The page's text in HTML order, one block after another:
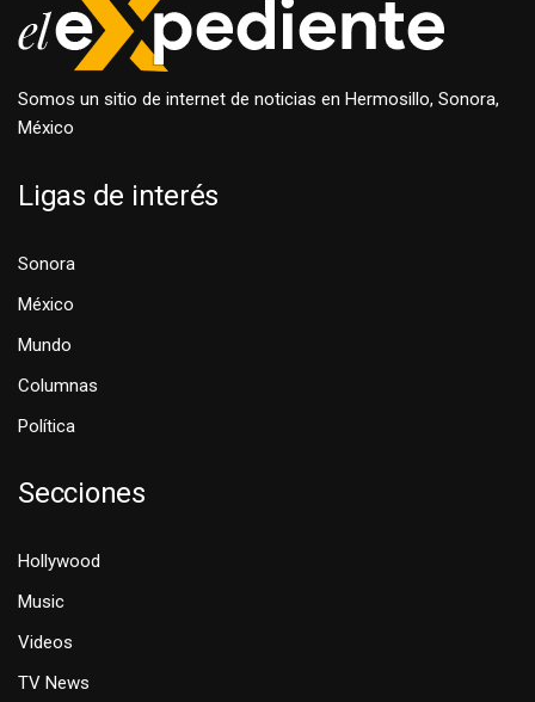
Somos un sitio de internet de noticias en Hermosillo, Sonora,
México
Ligas de interés
Sonora
México
Mundo
Columnas
Política
Secciones
Hollywood
Music
Videos
TV News